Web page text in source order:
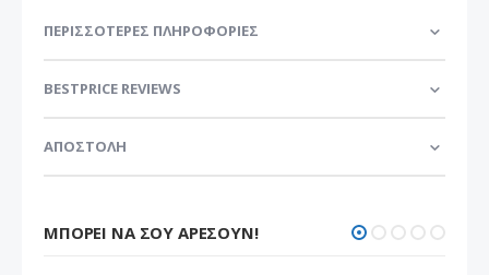
ΠΕΡΙΣΣΌΤΕΡΕΣ ΠΛΗΡΟΦΟΡΊΕΣ
BESTPRICE REVIEWS
ΑΠΟΣΤΟΛΗ
ΜΠΟΡΕΊ ΝΑ ΣΟΥ ΑΡΈΣΟΥΝ!